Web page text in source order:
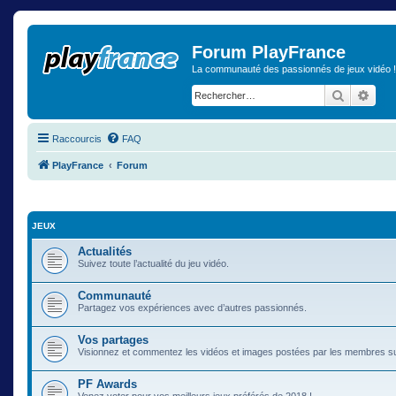
Forum PlayFrance
La communauté des passionnés de jeux vidéo !
Raccourcis FAQ
PlayFrance Forum
JEUX
Actualités
Suivez toute l’actualité du jeu vidéo.
Communauté
Partagez vos expériences avec d’autres passionnés.
Vos partages
Visionnez et commentez les vidéos et images postées par les membres
PF Awards